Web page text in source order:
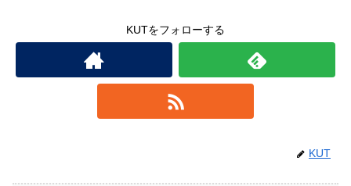
KUTをフォローする
KUT